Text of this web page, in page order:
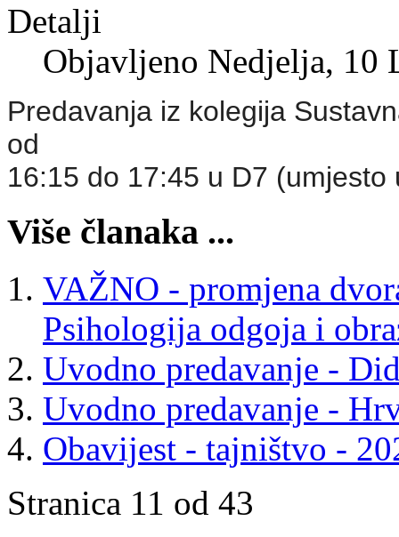
Detalji
Objavljeno Nedjelja, 10
Predavanja iz kolegija
od
16:15 do 17:45 u D7
Više članaka ...
VAŽNO - promjena
Psihologija odgoja i
Uvodno predavanje -
Uvodno predavanje -
Obavijest - tajništvo -
Stranica 11 od 43